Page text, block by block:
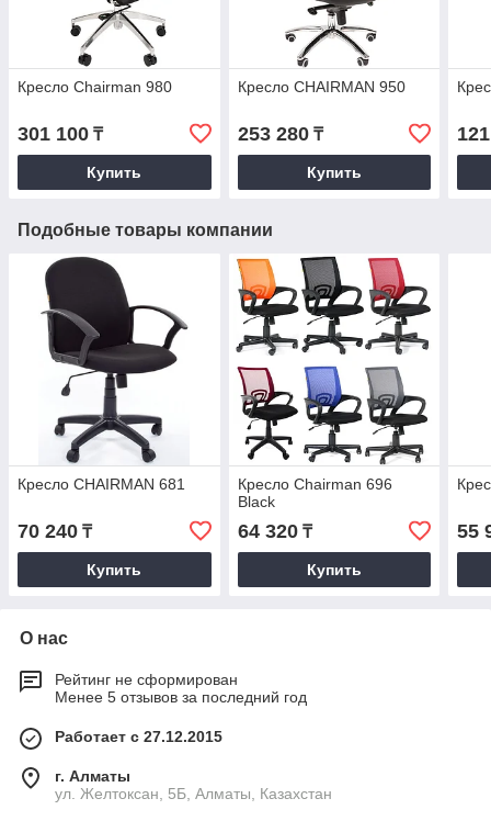
Кресло Chairman 980
301 100 ₸
Купить
Кресло CHAIRMAN 950
253 280₸
Купить
Подобные товары компании
Кресло CHAIRMAN 681
70 240 ₸
Купить
Кресло Chairman 696
Black
64 320₸
Купить
55
О нас
Рейтинг не сформирован
Менее 5 отзывов за последний год
Работает с 27.12.2015
г. Алматы
ул. Желтоксан, 5Б, Алматы, Казахстан